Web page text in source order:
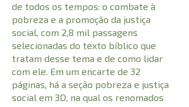
de todos os tempos: o combate à
pobreza e a promoção da justiça
social, com 2,8 mil passagens
selecionadas do texto bíblico que
tratam desse tema e de como lidar
com ele. Em um encarte de 32
páginas, há a seção pobreza e justiça
social em 3D, na qual os renomados